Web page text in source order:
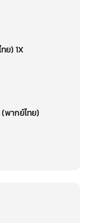
ย) 1X
พากย์ไทย)